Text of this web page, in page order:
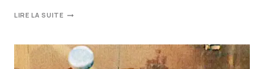
LIRE LA SUITE